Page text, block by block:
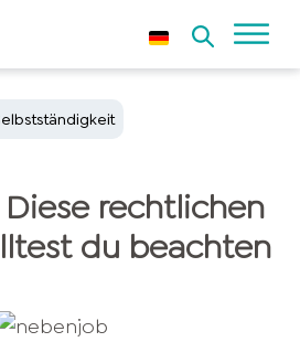
rechtlichen
du beachten